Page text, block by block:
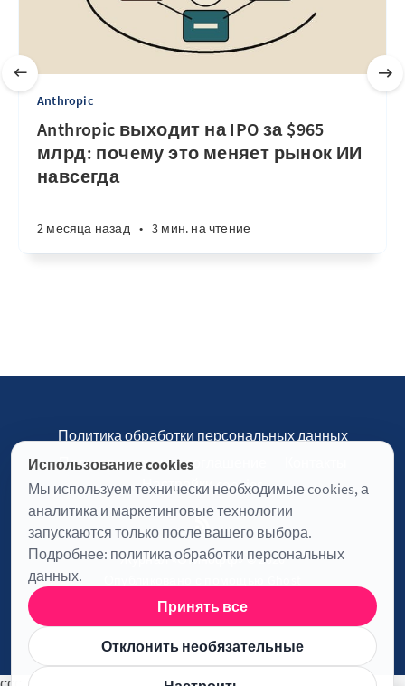
Anthropic
Anthropic выходит на IPO за $965
млрд: почему это меняет рынок ИИ
навсегда
2 месяца назад • 3 мин. на чтение
Использование cookies
Мы используем технически необходимые cookies, а
аналитика и маркетинговые технологии
запускаются только после вашего выбора.
Подробнее: политика обработки персональных
данных.
Принять все
Отклонить необязательные
Политика обработки персональных данных
Пользовательское соглашение
Настройки cookies
Журнал «Отинофф» © 2026
Информация о лицензии JavaScript